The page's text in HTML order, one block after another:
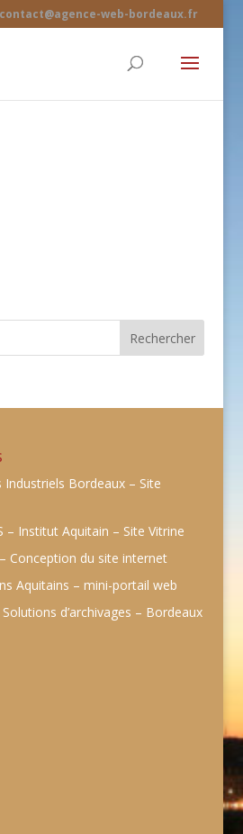
contact@agence-web-bordeaux.fr
Industriels Bordeaux – Site
– Institut Aquitain – Site Vitrine
Conception du site internet
Aquitains – mini-portail web
d’archivages – Bordeaux